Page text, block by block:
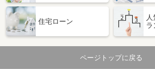
住宅ローン
ラ
ページトップに戻る